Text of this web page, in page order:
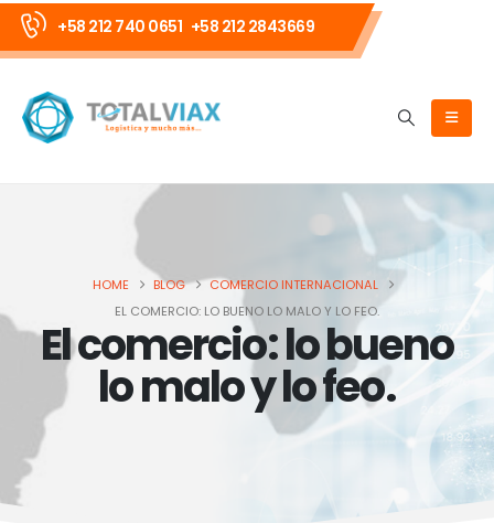
+58 212 740 0651 +58 212 2843669
HOME BLOG
COMERCIO INTERNACIONAL
EL COMERCIO: LO BUENO LO MALO Y LO FEO.
El comercio: lo bueno
lo malo y lo feo.